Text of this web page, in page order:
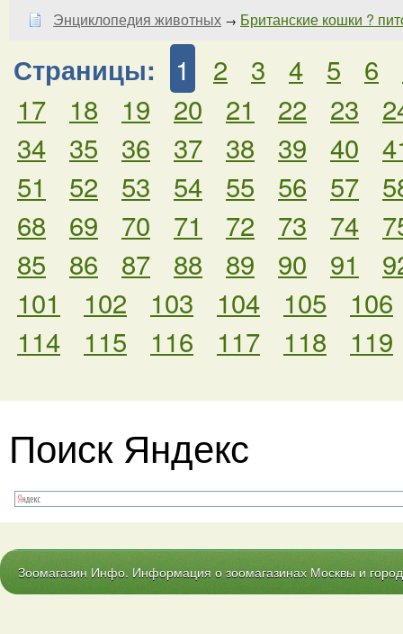
Энциклопедия животных → Британские кошки ?
Страницы: 1 2 3 4 5 6
17
18 19 20 21 22 23
34
35 36 37 38 39 40
51
52 53 54 55 56 57
68
69 70 71 72 73 74
85
86 87 88 89 90 91
101
102 103 104 105
106
114
115 116 117 118 119
Поиск Яндекс
Зоомагазин Инфо. Информация о зоомагазинах Москвы и